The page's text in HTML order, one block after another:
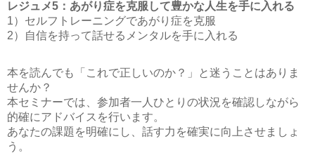
レジュメ5：あがり症を克服して豊かな人生を手に入れる
1）セルフトレーニングであがり症を克服
2）自信を持って話せるメンタルを手に入れる
本を読んでも「これで正しいのか？」と迷うことはありま
せんか？
本セミナーでは、参加者一人ひとりの状況を確認しながら
的確にアドバイスを行います。
あなたの課題を明確にし、話す力を確実に向上させましょ
う。